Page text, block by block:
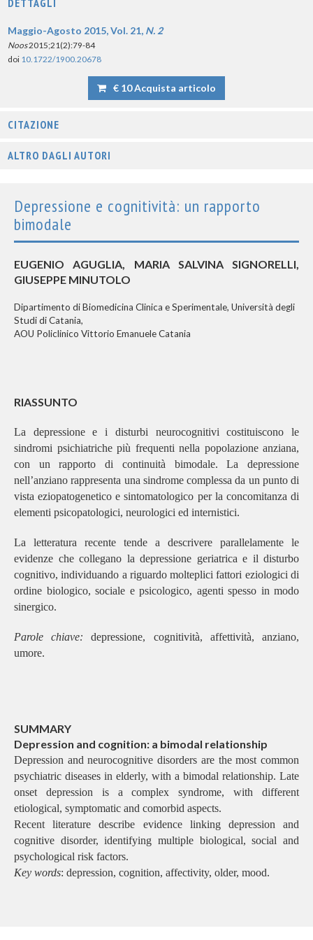
DETTAGLI
Maggio-Agosto 2015, Vol. 21, N. 2
Noos2015;21(2):79-84
doi 10.1722/1900.20678
€ 10 Acquista articolo
CITAZIONE
ALTRO DAGLI AUTORI
Depressione e cognitività: un rapporto
bimodale
EUGENIO AGUGLIA, MARIA SALVINA SIGNORELLI,
GIUSEPPE MINUTOLO
Dipartimento di Biomedicina Clinica e Sperimentale, Università degli
Studi di Catania,
AOU Policlinico Vittorio Emanuele Catania
RIASSUNTO
La depressione e i disturbi neurocognitivi costituiscono le
sindromi psichiatriche più frequenti nella popolazione anziana,
con un rapporto di continuità bimodale. La depressione
nell’anziano rappresenta una sindrome complessa da un punto di
vista eziopatogenetico e sintomatologico per la concomitanza di
elementi psicopatologici, neurologici ed internistici.
La letteratura recente tende a descrivere parallelamente le
evidenze che collegano la depressione geriatrica e il disturbo
cognitivo, individuando a riguardo molteplici fattori eziologici di
ordine biologico, sociale e psicologico, agenti spesso in modo
sinergico.
Parole chiave: depressione, cognitività, affettività, anziano,
umore.
SUMMARY
Depression and cognition: a bimodal relationship
Depression and neurocognitive disorders are the most common
psychiatric diseases in elderly, with a bimodal relationship. Late
onset depression is a complex syndrome, with different
etiological, symptomatic and comorbid aspects.
Recent literature describe evidence linking depression and
cognitive disorder, identifying multiple biological, social and
psychological risk factors.
Key words: depression, cognition, affectivity, older, mood.